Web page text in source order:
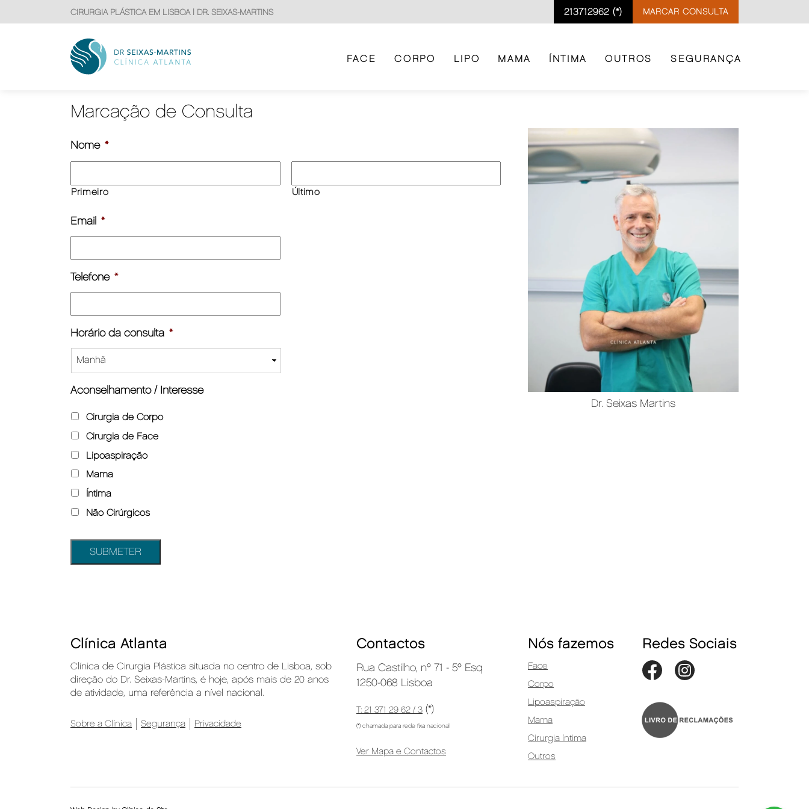
CIRURGIA PLÁSTICA EM LISBOA | DR. SEIXAS-MARTINS MARCAR CONSULTA
213712962 (*)
FACE CORPO LIPO MAMA ÍNTIMA OUTROS SEGURANÇA
Marcação de Consulta
Nome *
Primeiro Último
Email *
Telefone *
Horário da consulta *
Aconselhamento / Interesse
Cirurgia de Corpo
Cirurgia de Face
Lipoaspiração
Mama
Íntima
Não Cirúrgicos
Dr. Seixas Martins
Clínica Atlanta
Clínica de Cirurgia Plástica situada no centro de Lisboa, sob
direção do Dr. Seixas-Martins, é hoje, após mais de 20 anos
de atividade, uma referência a nível nacional.
Sobre a Clínica Segurança Privacidade
Contactos
Rua Castilho, nº 71 - 5º Esq
1250-068 Lisboa
T: 21 371 29 62 / 3 (*)
(*) chamada para rede fixa nacional
Ver Mapa e Contactos
Nós fazemos
Face
Corpo
Lipoaspiração
Mama
Cirurgia íntima
Outros
Redes Sociais